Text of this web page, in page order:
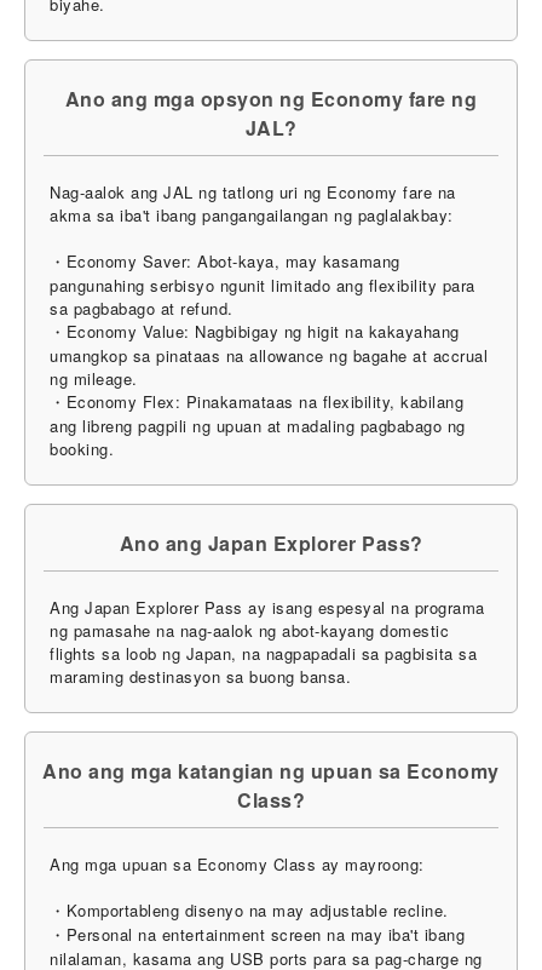
Ano ang mga opsyon ng Economy fare ng
JAL?
Nag-aalok ang JAL ng tatlong uri ng Economy fare na
akma sa iba't ibang pangangailangan ng paglalakbay:
・Economy Saver: Abot-kaya, may kasamang
pangunahing serbisyo ngunit limitado ang flexibility para
sa pagbabago at refund.
・Economy Value: Nagbibigay ng higit na kakayahang
umangkop sa pinataas na allowance ng bagahe at accrual
ng mileage.
・Economy Flex: Pinakamataas na flexibility, kabilang
ang libreng pagpili ng upuan at madaling pagbabago ng
booking.
Ano ang Japan Explorer Pass?
Ang Japan Explorer Pass ay isang espesyal na programa
ng pamasahe na nag-aalok ng abot-kayang domestic
flights sa loob ng Japan, na nagpapadali sa pagbisita sa
maraming destinasyon sa buong bansa.
Ano ang mga katangian ng upuan sa Economy
Class?
Ang mga upuan sa Economy Class ay mayroong:
・Komportableng disenyo na may adjustable recline.
・Personal na entertainment screen na may iba't ibang
nilalaman, kasama ang USB ports para sa pag-charge ng